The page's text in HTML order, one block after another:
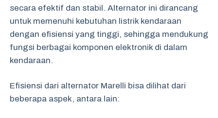
secara efektif dan stabil. Alternator ini dirancang
untuk memenuhi kebutuhan listrik kendaraan
dengan efisiensi yang tinggi, sehingga mendukung
fungsi berbagai komponen elektronik di dalam
kendaraan.
Efisiensi dari alternator Marelli bisa dilihat dari
beberapa aspek, antara lain: